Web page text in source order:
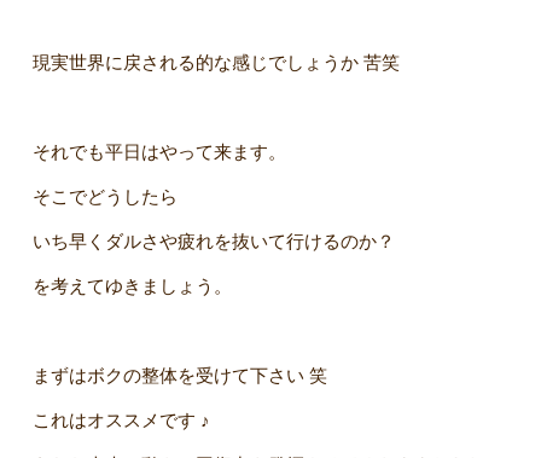
現実世界に戻される的な感じでしょうか 苦笑
それでも平日はやって来ます。
そこでどうしたら
いち早くダルさや疲れを抜いて行けるのか？
を考えてゆきましょう。
まずはボクの整体を受けて下さい 笑
これはオススメです ♪